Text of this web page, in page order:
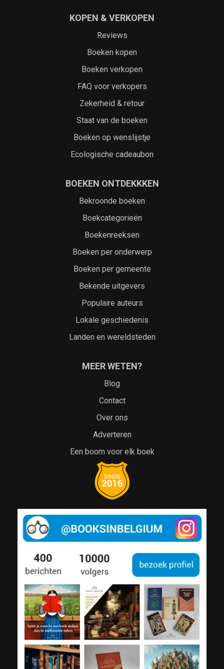
KOPEN & VERKOPEN
Reviews
Boeken kopen
Boeken verkopen
FAQ voor verkopers
Zekerheid & retour
Staat van de boeken
Boeken op wenslijstje
Ecologische cadeaubon
BOEKEN ONTDEKKKEN
Bekroonde boeken
Boekcategorieën
Boekenreeksen
Boeken per onderwerp
Boeken per gemeente
Bekende uitgevers
Populaire auteurs
Lokale geschiedenis
Landen en wereldsteden
MEER WETEN?
Blog
Contact
Over ons
Adverteren
Een boom voor elk boek